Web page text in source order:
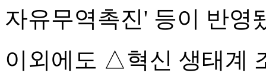
자유무역촉진' 등이 반영
이외에도 △혁신 생태계